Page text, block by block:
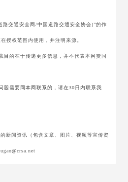
路交通安全网/中国道路交通安全协会)”的作
授权范围内使用，并注明来源。
目的在于传递更多信息，并不代表本网赞同
题需要同本网联系的，请在30日内联系我
的新闻资讯（包含文章、图片、视频等宣传资